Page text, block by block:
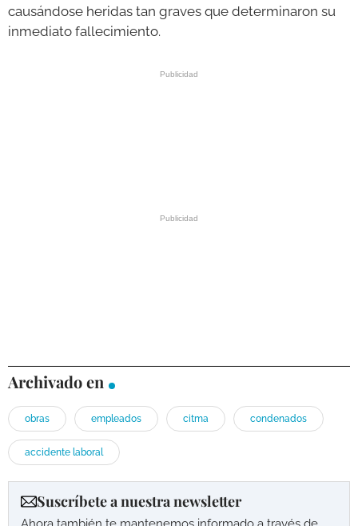
causándose heridas tan graves que determinaron su
inmediato fallecimiento.
Archivado en
obras empleados citma condenados
accidente laboral
Suscríbete a nuestra newsletter